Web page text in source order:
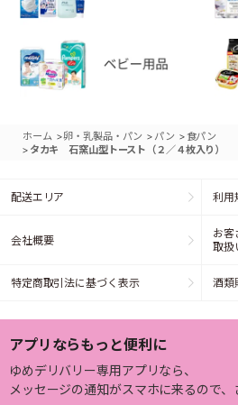
ホーム >卵・乳製品・パン > パン > 食パン
> タカキ 石窯山型トースト（２／４枚入り）
配送エリア 利用
会社概要
お客
取扱
特定商取引法に基づく表示 酒類
アプリならもっと便利に
ゆめデリバリー専用アプリなら、
メッセージの通知がスマホに来るので、